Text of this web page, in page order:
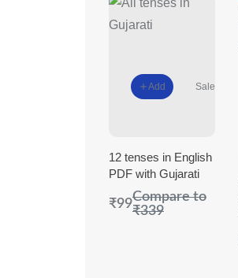
Add Sale
12 tenses in English
PDF with Gujarati
₹99Compare to
₹339